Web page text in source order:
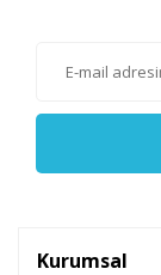
Kurumsal